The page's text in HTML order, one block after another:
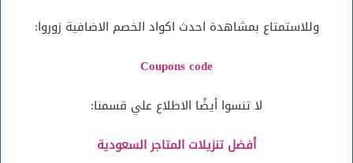
وللاستمتاع بمشاهدة احدث اكواد الخصم الاضافية زوروا:
Coupons code
لا تنسوا أيضًا الاطلاع علي قسمنا:
أفضل تنزيلات المتاجر السعودية